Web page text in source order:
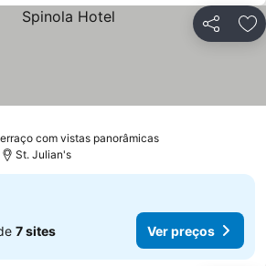
Partilhar
com vistas panorâmicasVer preços
St. Julian's
7 sites Ver preços